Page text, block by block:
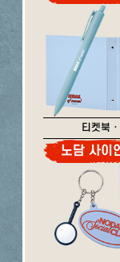
티켓북
노담 사이